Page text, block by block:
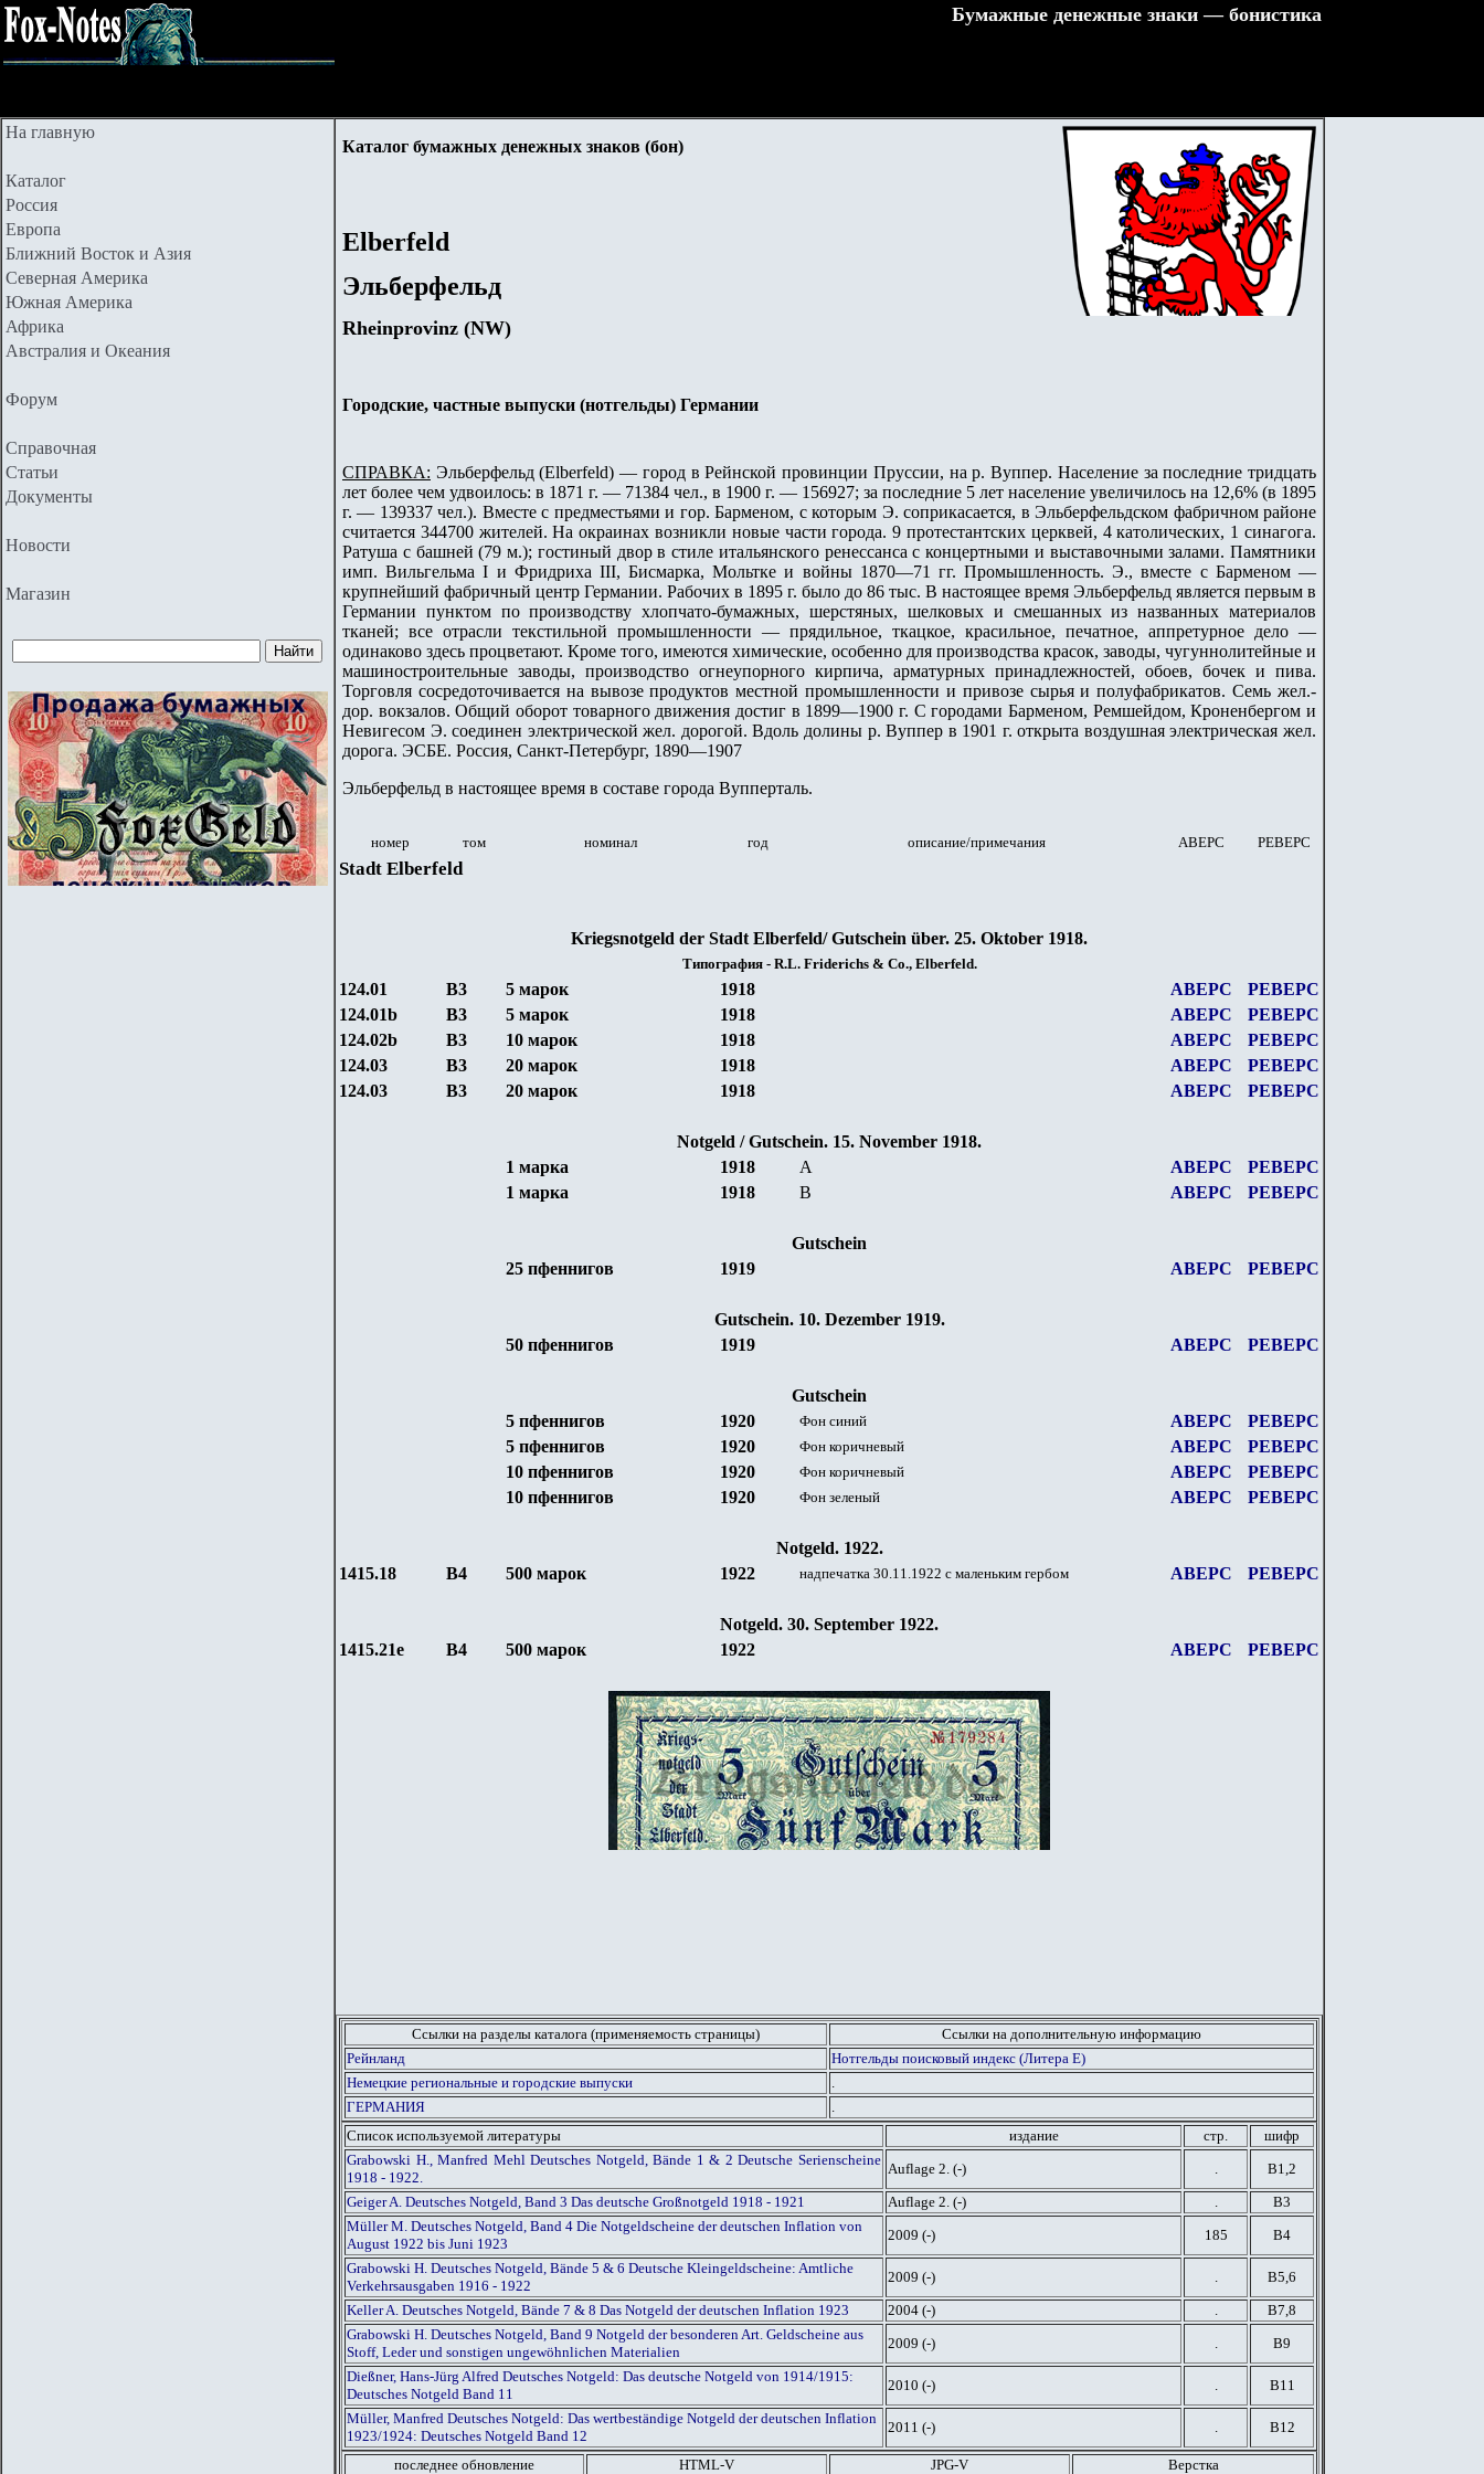
Бумажные денежные знаки — бонистика
На главную
Каталог
Россия
Европа
Ближний Восток и Азия
Северная Америка
Южная Америка
Африка
Австралия и Океания
Форум
Справочная
Статьи
Документы
Новости
Магазин
Каталог бумажных денежных знаков (бон)
Elberfeld
Эльберфельд
Rheinprovinz (NW)
Городские, частные выпуски (нотгельды) Германии
СПРАВКА: Эльберфельд (Elberfeld) — город в Рейнской провинции Пруссии, на р. Вуппер. Население за последние тридцать
лет более чем удвоилось: в 1871 г. — 71384 чел., в 1900 г. — 156927; за последние 5 лет население увеличилось на 12,6% (в 1895
г. — 139337 чел.). Вместе с предместьями и гор. Барменом, с которым Э. соприкасается, в Эльберфельдском фабричном районе
считается 344700 жителей. На окраинах возникли новые части города. 9 протестантских церквей, 4 католических, 1 синагога.
Ратуша с башней (79 м.); гостиный двор в стиле итальянского ренессанса с концертными и выставочными залами. Памятники
имп. Вильгельма I и Фридриха III, Бисмарка, Мольтке и войны 1870—71 гг. Промышленность. Э., вместе с Барменом —
крупнейший фабричный центр Германии. Рабочих в 1895 г. было до 86 тыс. В настоящее время Эльберфельд является первым в
Германии пунктом по производству хлопчато-бумажных, шерстяных, шелковых и смешанных из названных материалов
тканей; все отрасли текстильной промышленности — прядильное, ткацкое, красильное, печатное, аппретурное дело —
одинаково здесь процветают. Кроме того, имеются химические, особенно для производства красок, заводы, чугуннолитейные и
машиностроительные заводы, производство огнеупорного кирпича, арматурных принадлежностей, обоев, бочек и пива.
Торговля сосредоточивается на вывозе продуктов местной промышленности и привозе сырья и полуфабрикатов. Семь жел.-
дор. вокзалов. Общий оборот товарного движения достиг в 1899—1900 г. С городами Барменом, Ремшейдом, Кроненбергом и
Невигесом Э. соединен электрической жел. дорогой. Вдоль долины р. Вуппер в 1901 г. открыта воздушная электрическая жел.
дорога. ЭСБЕ. Россия, Санкт-Петербург, 1890—1907
Эльберфельд в настоящее время в составе города Вупперталь.
номер том номинал год описание/примечания АВЕРС РЕВЕРС
Stadt Elberfeld
Kriegsnotgeld der Stadt Elberfeld/ Gutschein über. 25. Oktober 1918.
Типография - R.L. Friderichs & Co., Elberfeld.
124.01 B3 5 марок 1918 АВЕРС
РЕВЕРС
124.01b
B3 5 марок 1918 АВЕРС
РЕВЕРС
124.02b
B3 10 марок 1918 АВЕРС
РЕВЕРС
124.03 B3 20 марок 1918 АВЕРС
РЕВЕРС
124.03 B3 20 марок 1918 АВЕРС РЕВЕРС
Notgeld / Gutschein. 15. November 1918.
1 марка
1918 A АВЕРС
РЕВЕРС
1 марка
1918 B АВЕРС РЕВЕРС
Gutschein
25 пфеннигов
1919 АВЕРС РЕВЕРС
Gutschein. 10. Dezember 1919.
50 пфеннигов
1919 АВЕРС РЕВЕРС
Gutschein
5 пфеннигов
1920 Фон синий АВЕРС
РЕВЕРС
5 пфеннигов
1920 Фон коричневый АВЕРС
РЕВЕРС
10 пфеннигов
1920 Фон коричневый АВЕРС
РЕВЕРС
10 пфеннигов
1920 Фон зеленый АВЕРС РЕВЕРС
Notgeld. 1922.
1415.18
B4 500 марок 1922 надпечатка 30.11.1922 с маленьким гербом АВЕРС РЕВЕРС
Notgeld. 30. September 1922.
1415.21e
B4 500 марок 1922 АВЕРС РЕВЕРС
Ссылки на разделы каталога (применяемость страницы)
Ссылки на дополнительную информацию
Рейнланд
Нотгельды поисковый индекс (Литера Е)
Немецкие региональные и городские выпуски
.
ГЕРМАНИЯ
.
Список используемой литературы
издание стр.
шифр
Grabowski H., Manfred Mehl Deutsches Notgeld, Bände 1 & 2 Deutsche Serienscheine
1918 - 1922.
Auflage 2. (-) .
В1,2
Geiger A. Deutsches Notgeld, Band 3 Das deutsche Großnotgeld 1918 - 1921
Auflage 2. (-) .
В3
Müller M. Deutsches Notgeld, Band 4 Die Notgeldscheine der deutschen Inflation von
August 1922 bis Juni 1923
2009 (-) 185
В4
Grabowski H. Deutsches Notgeld, Bände 5 & 6 Deutsche Kleingeldscheine: Amtliche
Verkehrsausgaben 1916 - 1922
2009 (-) .
В5,6
Keller A. Deutsches Notgeld, Bände 7 & 8 Das Notgeld der deutschen Inflation 1923
2004 (-) .
В7,8
Grabowski H. Deutsches Notgeld, Band 9 Notgeld der besonderen Art. Geldscheine aus
Stoff, Leder und sonstigen ungewöhnlichen Materialien
2009 (-) .
В9
Dießner, Hans-Jürg Alfred Deutsches Notgeld: Das deutsche Notgeld von 1914/1915:
Deutsches Notgeld Band 11
2010 (-) .
В11
Müller, Manfred Deutsches Notgeld: Das wertbeständige Notgeld der deutschen Inflation
1923/1924: Deutsches Notgeld Band 12
2011 (-) . В12
последнее обновление HTML-V JPG-V Верстка